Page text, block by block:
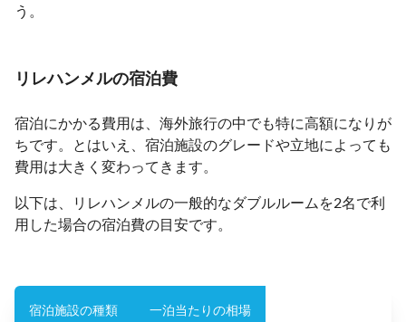
う。
リレハンメルの宿泊費
宿泊にかかる費用は、海外旅行の中でも特に高額になりが
ちです。とはいえ、宿泊施設のグレードや立地によっても
費用は大きく変わってきます。
以下は、リレハンメルの一般的なダブルルームを2名で利
用した場合の宿泊費の目安です。
宿泊施設の種類 一泊当たりの相場